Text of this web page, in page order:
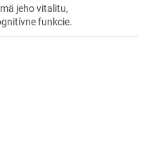
jeho vitalitu,
funkcie.